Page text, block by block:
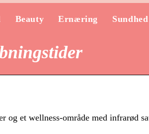
Beauty Ernæring Sundhed
og et wellness-område med infrarød